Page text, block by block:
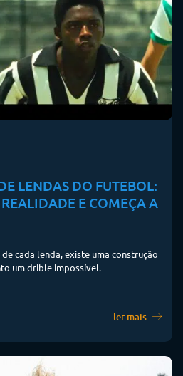
LENDAS DO FUTEBOL:
E COMEÇA A
cada lenda, existe uma construção
um drible impossível.
ler mais